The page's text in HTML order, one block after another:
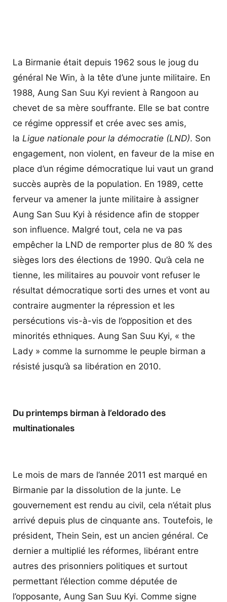
La Birmanie était depuis 1962 sous le joug du
général Ne Win, à la tête d’une junte militaire. En
1988, Aung San Suu Kyi revient à Rangoon au
chevet de sa mère souffrante. Elle se bat contre
ce régime oppressif et crée avec ses amis,
la Ligue nationale pour la démocratie (LND). Son
engagement, non violent, en faveur de la mise en
place d’un régime démocratique lui vaut un grand
succès auprès de la population. En 1989, cette
ferveur va amener la junte militaire à assigner
Aung San Suu Kyi à résidence afin de stopper
son influence. Malgré tout, cela ne va pas
empêcher la LND de remporter plus de 80 % des
sièges lors des élections de 1990. Qu’à cela ne
tienne, les militaires au pouvoir vont refuser le
résultat démocratique sorti des urnes et vont au
contraire augmenter la répression et les
persécutions vis-à-vis de l’opposition et des
minorités ethniques. Aung San Suu Kyi, « the
Lady » comme la surnomme le peuple birman a
résisté jusqu’à sa libération en 2010.
Du printemps birman à l’eldorado des
multinationales
Le mois de mars de l’année 2011 est marqué en
Birmanie par la dissolution de la junte. Le
gouvernement est rendu au civil, cela n’était plus
arrivé depuis plus de cinquante ans. Toutefois, le
président, Thein Sein, est un ancien général. Ce
dernier a multiplié les réformes, libérant entre
autres des prisonniers politiques et surtout
permettant l’élection comme députée de
l’opposante, Aung San Suu Kyi. Comme signe